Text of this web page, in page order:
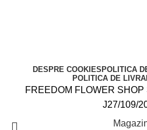
DESPRE COOKIES POLITICA
POLITICA DE
FREEDOM FLOWER
J27/109/